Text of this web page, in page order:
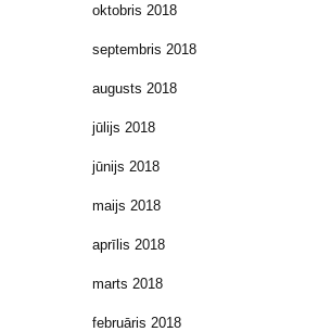
oktobris 2018
septembris 2018
augusts 2018
jūlijs 2018
jūnijs 2018
maijs 2018
aprīlis 2018
marts 2018
februāris 2018